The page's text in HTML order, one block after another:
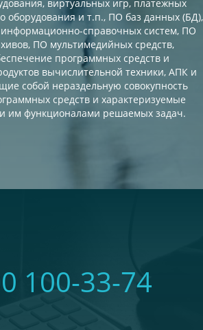
виртуальных игр, платежных
оборудования и т.п., ПО баз данных (БД),
справочных систем, ПО
ПО мультимедийных средств,
программных средств и
вычислительной техники, АПК и
собой нераздельную совокупность
средств и характеризуемые
им функционалами решаемых задач.
100-33-74